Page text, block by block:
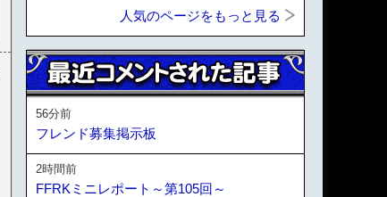
人気のページをもっと見る
56分前
フレンド募集掲示板
2時間前
FFRKミニレポート～第105回～